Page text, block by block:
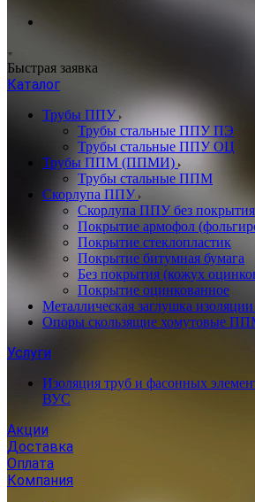
Быстрая заявка
Каталог
Трубы ППУ
Трубы стальные ППУ ПЭ
Трубы стальные ППУ ОЦ
Трубы ППМ (ППМИ)
Трубы стальные ППМ
Скорлупа ППУ
Скорлупа ППУ без покрытия
Покрытие армофол
Покрытие стеклопластик
Покрытие битумная бумага
Без покрытия (кожух
Покрытие оцинкованное
Металлическая заглушка
Опоры скользящие хомутовые
Услуги
Изоляция труб и фасонных
ВУС
Акции
Доставка
Оплата
Компания